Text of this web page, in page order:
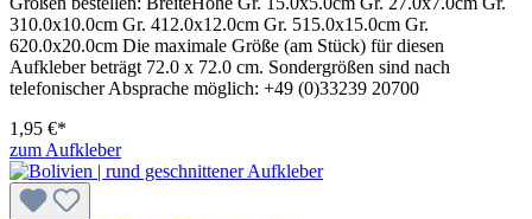
310.0x10.0cm Gr. 412.0x12.0cm Gr. 515.0x15.0cm Gr.
620.0x20.0cm Die maximale Größe (am Stück) für diesen
Aufkleber beträgt 72.0 x 72.0 cm. Sondergrößen sind nach
telefonischer Absprache möglich: +49 (0)33239 20700
1,95 €*
zum Aufkleber